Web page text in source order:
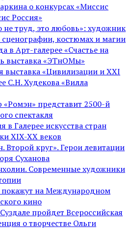
о конкурсах «Миссис
Россия»
не труд, это любовь»: художник
костюмах и магии
в Арт-галерее «Счастье на
выставка «ЭТнОМы»
выставка «Цивилизации и ХХI
С.Н. Худекова «Вилла
«Ромэн» представит 2500-й
спектакля
в Галерее искусства стран
XIX-XX веков
Второй круг». Герои левитации
Суханова
Современные художники
на Международном
кино
пройдет Всероссийская
о творчестве Ольги